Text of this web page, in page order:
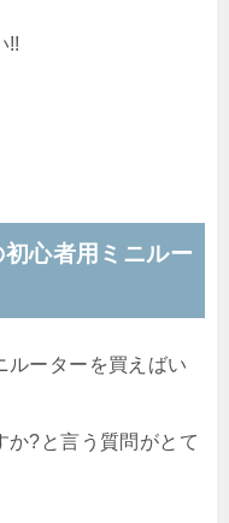
!!
心者用ミニルー
ルーターを買えばい
か?と言う質問がとて